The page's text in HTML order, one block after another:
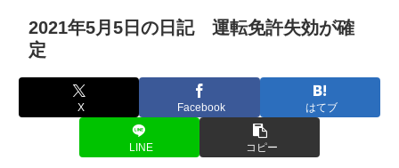
2021年5月5日の日記 運転免許失効が確
定
X Facebook はてブ
LINE コピー